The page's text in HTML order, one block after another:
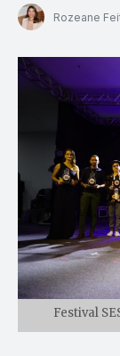
Rozeane
Festival